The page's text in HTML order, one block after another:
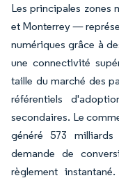
Les principales
et Monterrey —
numériques grâce à
une connectivité
taille du marché des
référentiels
secondaires. Le
généré 573
demande de
règlement